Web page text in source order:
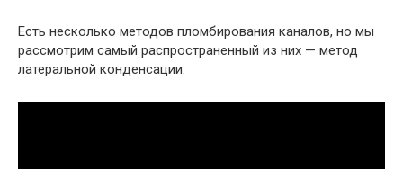
Есть несколько методов пломбирования каналов, но мы
рассмотрим самый распространенный из них — метод
латеральной конденсации.